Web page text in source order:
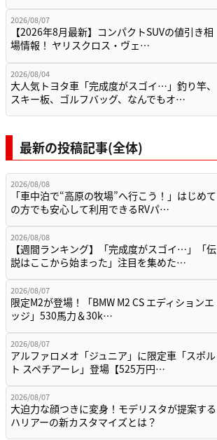
2026/08/07
【2026年8月最新】コンパクトSUVの値引き相
場情報！ ヤリスクロス・ヴェ…
2026/08/04
大人気トヨタ車「完成度がスゴイ…」釣り竿、
スキー板、ゴルフバッグ、なんでもオ…
最新の投稿記事(全体)
2026/08/08
「車中泊で“高原の牧場”へ行こう！」はじめて
の方でも安心して利用できるRVパ…
2026/08/08
【週間ランキング】「完成度がスゴイ…」「伝
説はここから始まった」注目を集めた…
2026/08/07
限定M2が登場！「BMW M2 CS エディションエ
ッジ」530馬力＆30k…
2026/08/07
アルファロメオ「ジュニア」に限定車「スポル
ト スペチアーレ」登場【525万円…
2026/08/07
大迫力な顔つきに変身！モデリスタが提案する
ハリアーの新カスタマイズとは？